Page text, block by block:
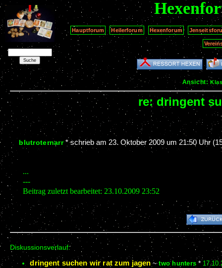
Hauptforum Heilerforum Hexenforum
Ansicht:
re: dringent
blutroternarr*schrieb am23. Oktober 2009 um 21:50 Uhr
...
---
Beitrag zuletzt bearbeitet: 23.10.2009 23:52
Diskussionsverlauf:
dringent suchen wir rat zum jagen~two hunters *